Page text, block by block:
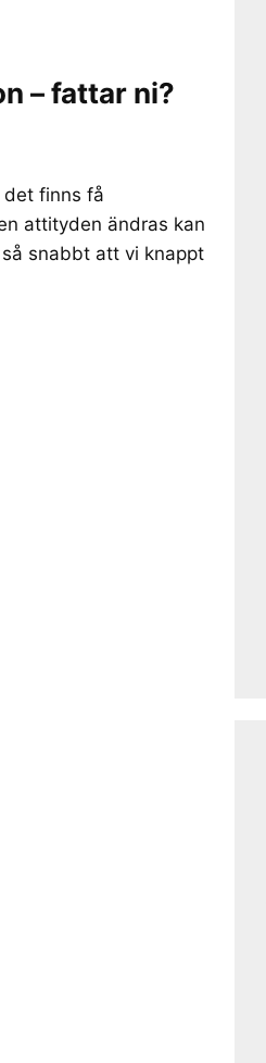
– fattar ni?
det finns få
attityden ändras kan
snabbt att vi knappt